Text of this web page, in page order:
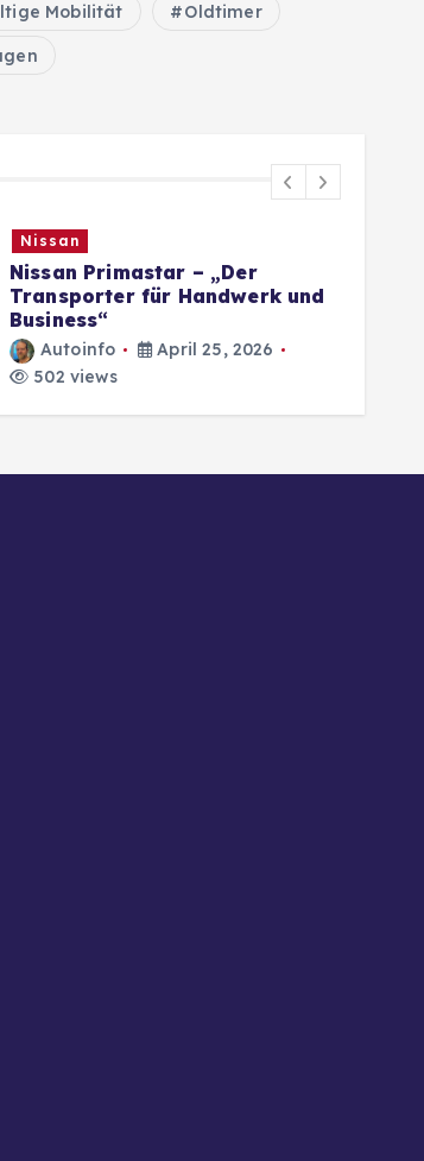
Mobilität Oldtimer
Nissan
Nissan Primastar – „Der
Transporter für Handwerk und
Business“
Autoinfo
April 25, 2026
502 views